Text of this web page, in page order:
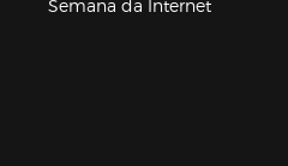
Semana da Internet